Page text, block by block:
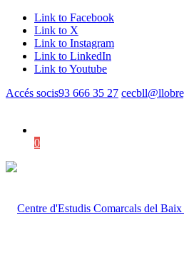
Link to Facebook
Link to X
Link to Instagram
Link to LinkedIn
Link to Youtube
Accés socis93 666 35 27
0